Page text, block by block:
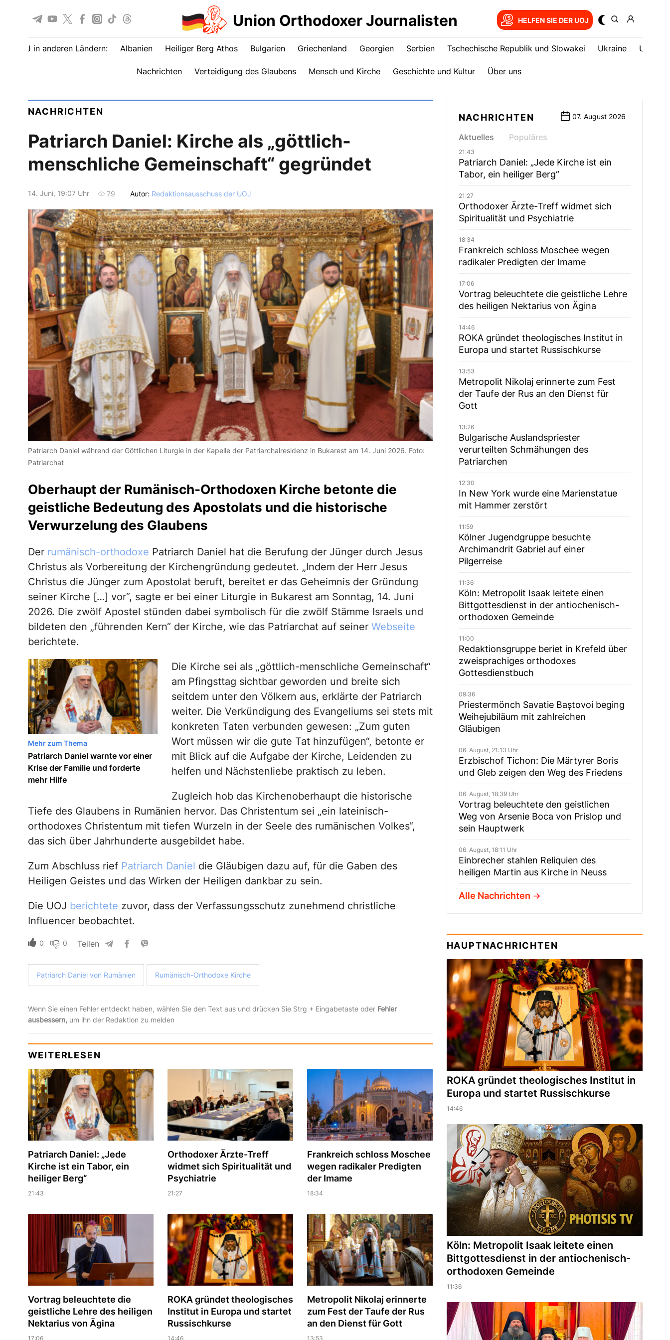
Union Orthodoxer Journalisten HELFEN SIE DER UOJ
UOJ in anderen Ländern: Albanien Heiliger Berg Athos Bulgarien Griechenland Georgien Serbien Tschechische Republik und Slowakei Ukrainе USA
Nachrichten Verteidigung des Glaubens Mensch und Kirche Geschichte und Kultur Über uns
NACHRICHTEN
Patriarch Daniel: Kirche als „göttlich-
menschliche Gemeinschaft“ gegründet
14. Juni, 19:07 Uhr 79 Autor: Redaktionsausschuss der UOJ
Patriarch Daniel während der Göttlichen Liturgie in der Kapelle der Patriarchalresidenz in Bukarest am 14. Juni 2026. Foto:
Patriarchat
Oberhaupt der Rumänisch-Orthodoxen Kirche betonte die
geistliche Bedeutung des Apostolats und die historische
Verwurzelung des Glaubens
Der rumänisch-orthodoxe Patriarch Daniel hat die Berufung der Jünger durch Jesus
Christus als Vorbereitung der Kirchengründung gedeutet. „Indem der Herr Jesus
Christus die Jünger zum Apostolat beruft, bereitet er das Geheimnis der Gründung
seiner Kirche […] vor“, sagte er bei einer Liturgie in Bukarest am Sonntag, 14. Juni
2026. Die zwölf Apostel stünden dabei symbolisch für die zwölf Stämme Israels und
bildeten den „führenden Kern“ der Kirche, wie das Patriarchat auf seiner Webseite
berichtete.
Mehr zum Thema
Patriarch Daniel warnte vor einer
Krise der Familie und forderte
mehr Hilfe
Die Kirche sei als „göttlich-menschliche Gemeinschaft“
am Pfingsttag sichtbar geworden und breite sich
seitdem unter den Völkern aus, erklärte der Patriarch
weiter. Die Verkündigung des Evangeliums sei stets mit
konkreten Taten verbunden gewesen: „Zum guten
Wort müssen wir die gute Tat hinzufügen“, betonte er
mit Blick auf die Aufgabe der Kirche, Leidenden zu
helfen und Nächstenliebe praktisch zu leben.
Zugleich hob das Kirchenoberhaupt die historische
Tiefe des Glaubens in Rumänien hervor. Das Christentum sei „ein lateinisch-
orthodoxes Christentum mit tiefen Wurzeln in der Seele des rumänischen Volkes“,
das sich über Jahrhunderte ausgebildet habe.
Zum Abschluss rief Patriarch Daniel die Gläubigen dazu auf, für die Gaben des
Heiligen Geistes und das Wirken der Heiligen dankbar zu sein.
Die UOJ berichtete zuvor, dass der Verfassungsschutz zunehmend christliche
Influencer beobachtet.
0 0 Teilen
Patriarch Daniel von Rumänien Rumänisch-Orthodoxe Kirche
Wenn Sie einen Fehler entdeckt haben, wählen Sie den Text aus und drücken Sie Strg + Eingabetaste oder Fehler
ausbessern,um ihn der Redaktion zu melden
WEITERLESEN
Patriarch Daniel: „Jede
Kirche ist ein Tabor, ein
heiliger Berg“
21:43
Orthodoxer Ärzte-Treff
widmet sich Spiritualität und
Psychiatrie
21:27
Frankreich schloss Moschee
wegen radikaler Predigten
der Imame
18:34
Vortrag beleuchtete die
geistliche Lehre des heiligen
Nektarius von Ägina
17:06
ROKA gründet theologisches
Institut in Europa und startet
Russischkurse
14:46
Metropolit Nikolaj erinnerte
zum Fest der Taufe der Rus
an den Dienst für Gott
13:53
NACHRICHTEN 07. August 2026
Aktuelles Populäres
21:43
Patriarch Daniel: „Jede Kirche ist ein
Tabor, ein heiliger Berg“
21:27
Orthodoxer Ärzte-Treff widmet sich
Spiritualität und Psychiatrie
18:34
Frankreich schloss Moschee wegen
radikaler Predigten der Imame
17:06
Vortrag beleuchtete die geistliche Lehre
des heiligen Nektarius von Ägina
14:46
ROKA gründet theologisches Institut in
Europa und startet Russischkurse
13:53
Metropolit Nikolaj erinnerte zum Fest
der Taufe der Rus an den Dienst für
Gott
13:26
Bulgarische Auslandspriester
verurteilten Schmähungen des
Patriarchen
12:30
In New York wurde eine Marienstatue
mit Hammer zerstört
11:59
Kölner Jugendgruppe besuchte
Archimandrit Gabriel auf einer
Pilgerreise
11:36
Köln: Metropolit Isaak leitete einen
Bittgottesdienst in der antiochenisch-
orthodoxen Gemeinde
11:00
Redaktionsgruppe beriet in Krefeld über
zweisprachiges orthodoxes
Gottesdienstbuch
09:36
Priestermönch Savatie Baștovoi beging
Weihejubiläum mit zahlreichen
Gläubigen
06. August, 21:13 Uhr
Erzbischof Tichon: Die Märtyrer Boris
und Gleb zeigen den Weg des Friedens
06. August, 18:39 Uhr
Vortrag beleuchtete den geistlichen
Weg von Arsenie Boca von Prislop und
sein Hauptwerk
06. August, 18:11 Uhr
Einbrecher stahlen Reliquien des
heiligen Martin aus Kirche in Neuss
Alle Nachrichten
HAUPTNACHRICHTEN
ROKA gründet theologisches Institut in
Europa und startet Russischkurse
14:46
Köln: Metropolit Isaak leitete einen
Bittgottesdienst in der antiochenisch-
orthodoxen Gemeinde
11:36